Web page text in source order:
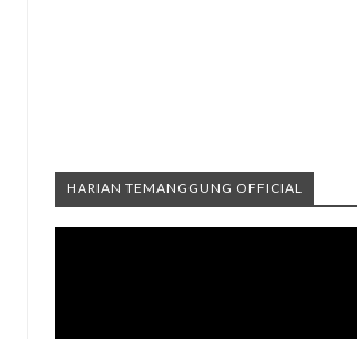
HARIAN TEMANGGUNG OFFICIAL